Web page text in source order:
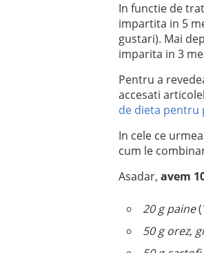
In functie de
impartita in 5
gustari). Mai
imparita in 3
Pentru a
accesati
de dieta pentru
In cele ce
cum le
Asadar, avem
20 g paine
50 g orez,